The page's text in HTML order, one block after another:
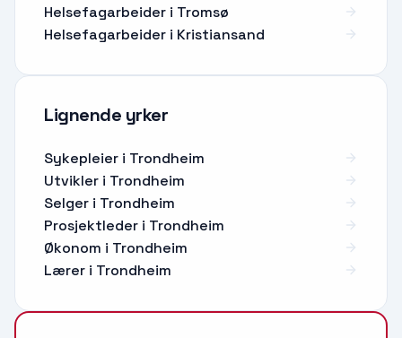
Helsefagarbeider i Tromsø
Helsefagarbeider i Kristiansand
Lignende yrker
Sykepleier i Trondheim
Utvikler i Trondheim
Selger i Trondheim
Prosjektleder i Trondheim
Økonom i Trondheim
Lærer i Trondheim